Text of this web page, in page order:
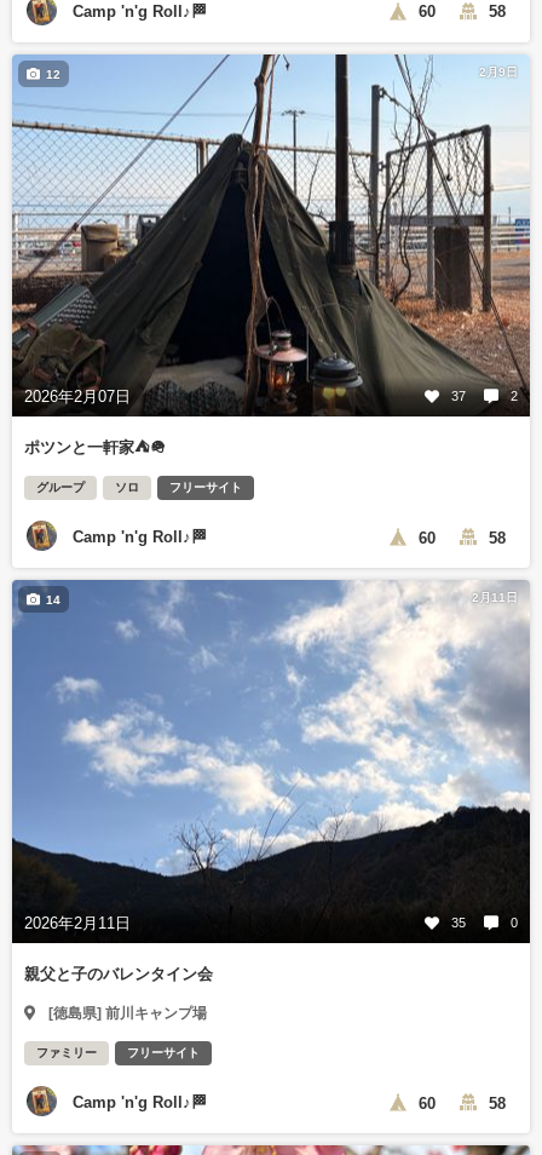
Camp 'n'g Roll♪🏁 60 58
2月9日
2026年2月07日 37 2
12
ポツンと一軒家⛺️🪖
グループ ソロ フリーサイト
Camp 'n'g Roll♪🏁 60 58
2月11日
2026年2月11日 35 0
14
親父と子のバレンタイン会
[徳島県] 前川キャンプ場
ファミリー フリーサイト
Camp 'n'g Roll♪🏁 60 58